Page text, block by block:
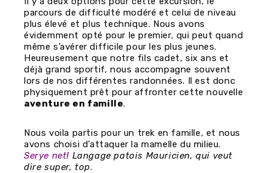
parcours de difficulté modéré et celui de niveau
plus élevé et plus technique. Nous avons
évidemment opté pour le premier, qui peut quand
même s’avérer difficile pour les plus jeunes.
Heureusement que notre fils cadet, six ans et
déjà grand sportif, nous accompagne souvent
lors de nos différentes randonnées. Il est donc
physiquement prêt pour affronter cette nouvelle
aventure en famille.
Nous voila partis pour un trek en famille, et nous
avons choisi d’attaquer la mamelle du milieu.
Serye net! Langage patois Mauricien, qui veut
dire super, top.